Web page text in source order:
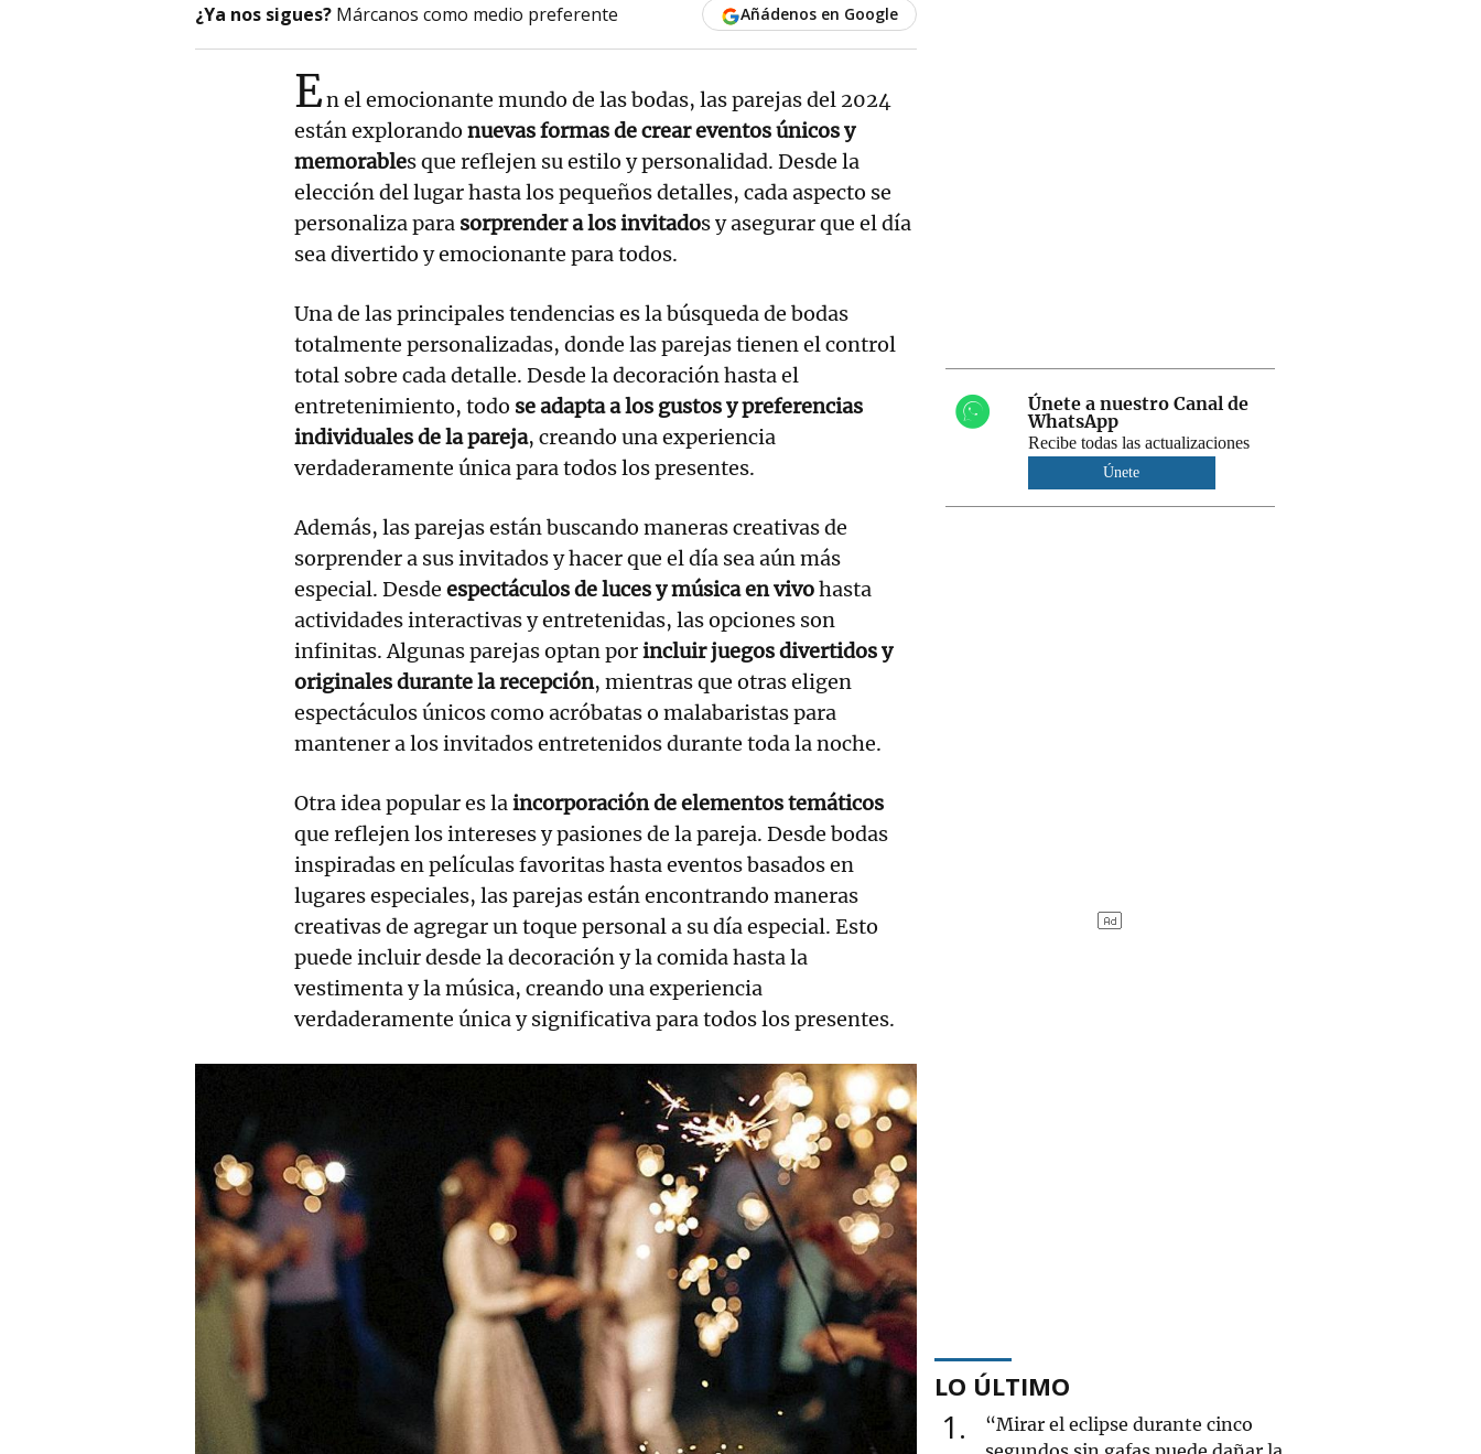
¿Ya nos sigues? Márcanos como medio preferente Añádenos en Google
En el emocionante mundo de las bodas, las parejas del 2024
están explorando nuevas formas de crear eventos únicos y
memorables que reflejen su estilo y personalidad. Desde la
elección del lugar hasta los pequeños detalles, cada aspecto se
personaliza para sorprender a los invitados y asegurar que el día
sea divertido y emocionante para todos.
Una de las principales tendencias es la búsqueda de bodas
totalmente personalizadas, donde las parejas tienen el control
total sobre cada detalle. Desde la decoración hasta el
entretenimiento, todo se adapta a los gustos y preferencias
individuales de la pareja, creando una experiencia
verdaderamente única para todos los presentes.
Además, las parejas están buscando maneras creativas de
sorprender a sus invitados y hacer que el día sea aún más
especial. Desde espectáculos de luces y música en vivohasta
actividades interactivas y entretenidas, las opciones son
infinitas. Algunas parejas optan porincluir juegos divertidos y
originales durante la recepción, mientras que otras eligen
espectáculos únicos como acróbatas o malabaristas para
mantener a los invitados entretenidos durante toda la noche.
Otra idea popular es laincorporación de elementos temáticos
que reflejen los intereses y pasiones de la pareja. Desde bodas
inspiradas en películas favoritas hasta eventos basados en
lugares especiales, las parejas están encontrando maneras
creativas de agregar un toque personal a su día especial. Esto
puede incluir desde la decoración y la comida hasta la
vestimenta y la música, creando una experiencia
verdaderamente única y significativa para todos los presentes.
Únete a nuestro Canal de
WhatsApp
Recibe todas las actualizaciones
Únete
LO ÚLTIMO
1
“Mirar el eclipse durante cinco